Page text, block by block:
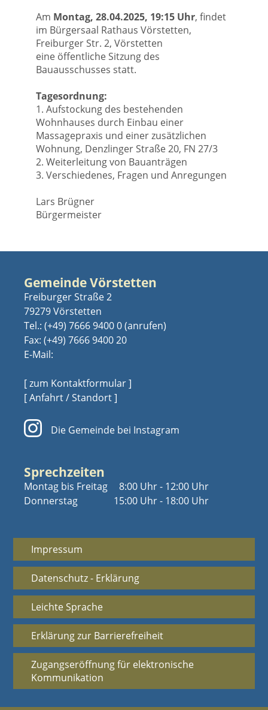
Am Montag, 28.04.2025, 19:15 Uhr, findet
im Bürgersaal Rathaus Vörstetten,
Freiburger Str. 2, Vörstetten
eine öffentliche Sitzung des
Bauausschusses statt.
Tagesordnung:
1. Aufstockung des bestehenden
Wohnhauses durch Einbau einer
Massagepraxis und einer zusätzlichen
Wohnung, Denzlinger Straße 20, FN 27/3
2. Weiterleitung von Bauanträgen
3. Verschiedenes, Fragen und Anregungen
Lars Brügner
Bürgermeister
Gemeinde Vörstetten
Freiburger Straße 2
79279 Vörstetten
Tel.: (+49) 7666 9400 0
Fax: (+49) 7666 9400 20
E-Mail:
[ zum Kontaktformular ]
[ Anfahrt / Standort ]
Die Gemeinde bei Instagram
Sprechzeiten
Montag bis Freitag
Donnerstag
8:00 Uhr - 12:00 Uhr
15:00 Uhr - 18:00 Uhr
Impressum
Datenschutz - Erklärung
Leichte Sprache
Erklärung zur Barrierefreiheit
Zugangseröffnung für elektronische
Kommunikation